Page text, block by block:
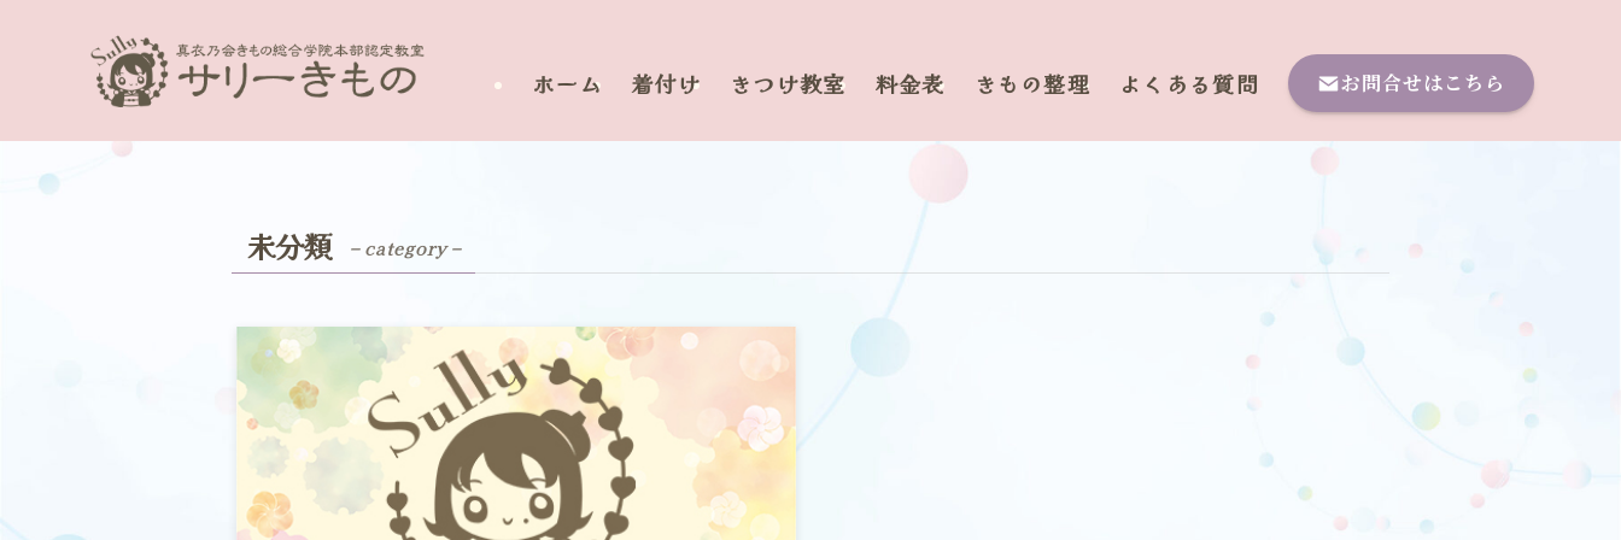
ホーム 着付け きつけ教室 料金表 きもの整理 よくある質問 お問合せはこちら
未分類 – category –